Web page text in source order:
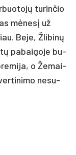
tu­rin­čio
mėnesį už
Be­je, Žli­binų
pa­bai­go­je bu­
o Že­mai­
ne­su­